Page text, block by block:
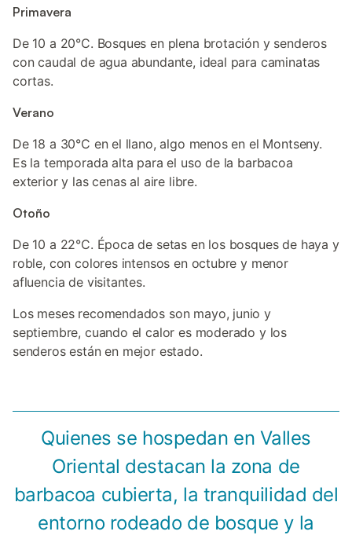
Primavera
De 10 a 20°C. Bosques en plena brotación y senderos
con caudal de agua abundante, ideal para caminatas
cortas.
Verano
De 18 a 30°C en el llano, algo menos en el Montseny.
Es la temporada alta para el uso de la barbacoa
exterior y las cenas al aire libre.
Otoño
De 10 a 22°C. Época de setas en los bosques de haya y
roble, con colores intensos en octubre y menor
afluencia de visitantes.
Los meses recomendados son mayo, junio y
septiembre, cuando el calor es moderado y los
senderos están en mejor estado.
Quienes se hospedan en Valles
Oriental destacan la zona de
barbacoa cubierta, la tranquilidad del
entorno rodeado de bosque y la